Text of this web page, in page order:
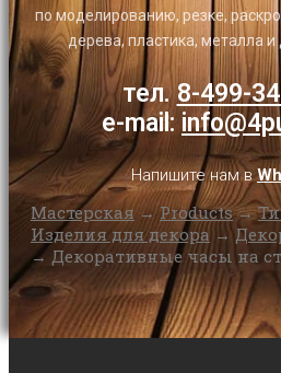
по моделированию, резке,
дерева, пластика, металла и
тел.8-499-
e-mail:
Напишите нам в
Мастерская→Products→
Изделия для декора →
→ Декоративные часы на